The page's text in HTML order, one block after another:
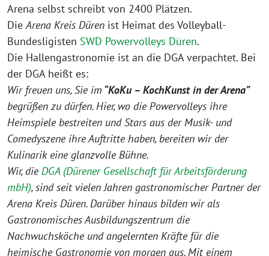
Arena selbst schreibt von 2400 Plätzen.
DieArena Kreis Düren ist Heimat des Volleyball-
Bundesligisten SWD Powervolleys Düren.
Die Hallengastronomie ist an die DGA verpachtet. Bei
der DGA heißt es:
Wir freuen uns, Sie im “KoKu – KochKunst in der Arena”
begrüßen zu dürfen. Hier, wo die Powervolleys ihre
Heimspiele bestreiten und Stars aus der Musik- und
Comedyszene ihre Auftritte haben, bereiten wir der
Kulinarik eine glanzvolle Bühne.
Wir, die DGA (Dürener Gesellschaft für Arbeitsförderung
mbH), sind seit vielen Jahren gastronomischer Partner der
Arena Kreis Düren. Darüber hinaus bilden wir als
Gastronomisches Ausbildungszentrum die
Nachwuchsköche und angelernten Kräfte für die
heimische Gastronomie von morgen aus. Mit einem